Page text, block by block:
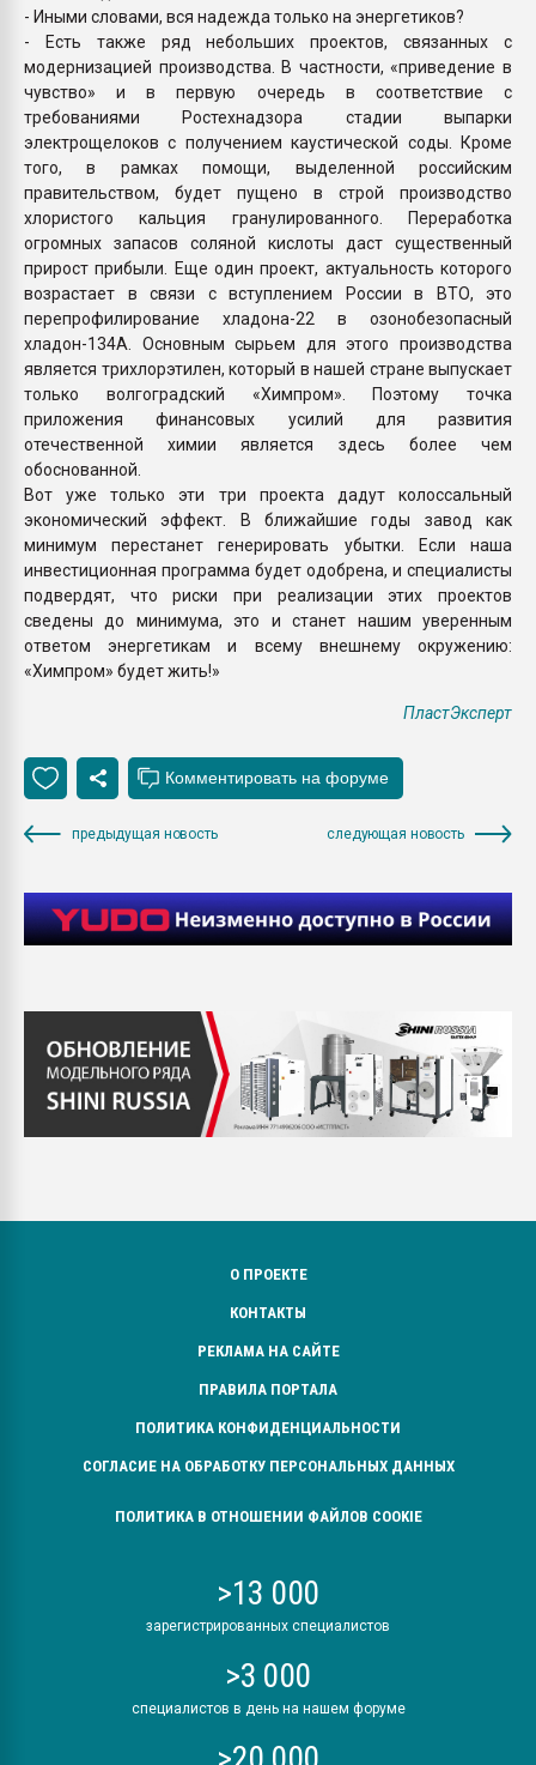
- Иными словами, вся надежда только на энергетиков?
- Есть также ряд небольших проектов, связанных с
модернизацией производства. В частности, «приведение в
чувство» и в первую очередь в соответствие с
требованиями Ростехнадзора стадии выпарки
электрощелоков с получением каустической соды. Кроме
того, в рамках помощи, выделенной российским
правительством, будет пущено в строй производство
хлористого кальция гранулированного. Переработка
огромных запасов соляной кислоты даст существенный
прирост прибыли. Еще один проект, актуальность которого
возрастает в связи с вступлением России в ВТО, это
перепрофилирование хладона-22 в озонобезопасный
хладон-134А. Основным сырьем для этого производства
является трихлорэтилен, который в нашей стране выпускает
только волгоградский «Химпром». Поэтому точка
приложения финансовых усилий для развития
отечественной химии является здесь более чем
обоснованной.
Вот уже только эти три проекта дадут колоссальный
экономический эффект. В ближайшие годы завод как
минимум перестанет генерировать убытки. Если наша
инвестиционная программа будет одобрена, и специалисты
подвердят, что риски при реализации этих проектов
сведены до минимума, это и станет нашим уверенным
ответом энергетикам и всему внешнему окружению:
«Химпром» будет жить!»
ПластЭксперт
предыдущая новость следующая новость
О ПРОЕКТЕ
КОНТАКТЫ
РЕКЛАМА НА САЙТЕ
ПРАВИЛА ПОРТАЛА
ПОЛИТИКА КОНФИДЕНЦИАЛЬНОСТИ
СОГЛАСИЕ НА ОБРАБОТКУ ПЕРСОНАЛЬНЫХ ДАННЫХ
ПОЛИТИКА В ОТНОШЕНИИ ФАЙЛОВ COOKIE
>13 000
зарегистрированных специалистов
>3 000
специалистов в день на нашем форуме